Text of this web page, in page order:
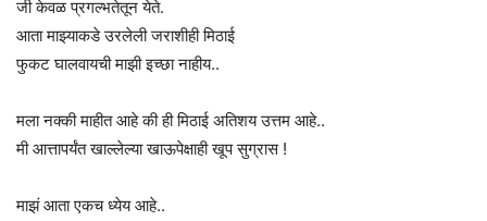
जी केवळ प्रगल्भतेतून येते.
आता माझ्याकडे उरलेली जराशीही मिठाई
फुकट घालवायची माझी इच्छा नाहीय..
मला नक्की माहीत आहे की ही मिठाई अतिशय उत्तम आहे..
मी आत्तापर्यंत खाल्लेल्या खाऊपेक्षाही खूप सुग्रास !
माझं आता एकच ध्येय आहे..